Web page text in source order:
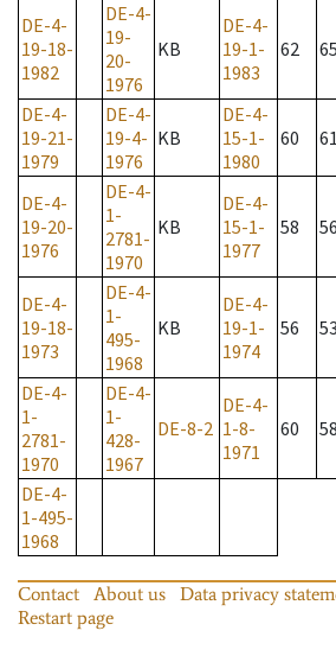
DE-4-
19-18-
1982
DE-4-
19-
20-
1976
KB
DE-4-
19-1-
1983
62 65
DE-4-
19-21-
1979
DE-4-
19-4-
1976
KB
DE-4-
15-1-
1980
60 61
DE-4-
19-20-
1976
DE-4-
1-
2781-
1970
KB
DE-4-
15-1-
1977
58 56
DE-4-
19-18-
1973
DE-4-
1-
495-
1968
KB
DE-4-
19-1-
1974
56 53
DE-4-
1-
2781-
1970
DE-4-
1-
428-
1967
DE-8-2
DE-4-
1-8-
1971
60 58
DE-4-
1-495-
1968
Contact About us Data privacy
Restart page